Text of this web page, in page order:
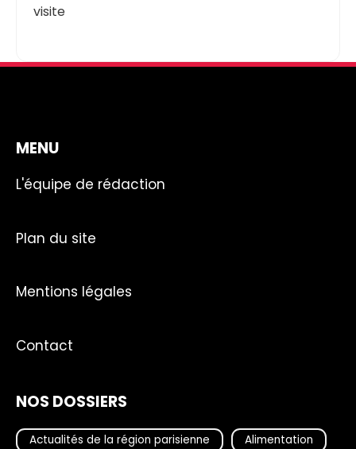
visite
MENU
L'équipe de rédaction
Plan du site
Mentions légales
Contact
NOS DOSSIERS
Actualités de la région parisienne
Alimentation